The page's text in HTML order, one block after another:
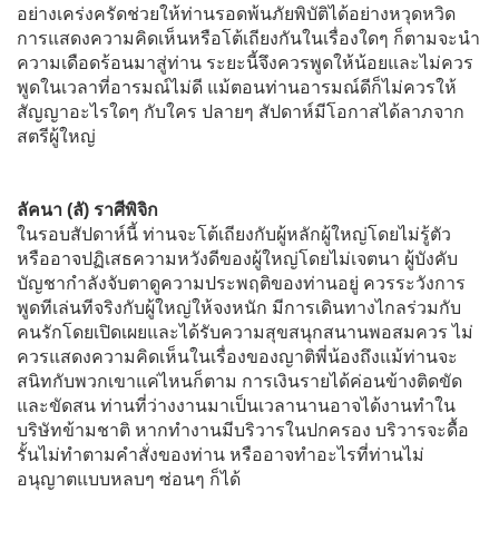
อย่างเคร่งครัดช่วยให้ท่านรอดพ้นภัยพิบัติได้อย่างหวุดหวิด
การแสดงความคิดเห็นหรือโต้เถียงกันในเรื่องใดๆ ก็ตามจะนำ
ความเดือดร้อนมาสู่ท่าน ระยะนี้จึงควรพูดให้น้อยและไม่ควร
พูดในเวลาที่อารมณ์ไม่ดี แม้ตอนท่านอารมณ์ดีก็ไม่ควรให้
สัญญาอะไรใดๆ กับใคร ปลายๆ สัปดาห์มีโอกาสได้ลาภจาก
สตรีผู้ใหญ่
ลัคนา (ลั) ราศีพิจิก
ในรอบสัปดาห์นี้ ท่านจะโต้เถียงกับผู้หลักผู้ใหญ่โดยไม่รู้ตัว
หรืออาจปฏิเสธความหวังดีของผู้ใหญ่โดยไม่เจตนา ผู้บังคับ
บัญชากำลังจับตาดูความประพฤติของท่านอยู่ ควรระวังการ
พูดทีเล่นทีจริงกับผู้ใหญ่ให้จงหนัก มีการเดินทางไกลร่วมกับ
คนรักโดยเปิดเผยและได้รับความสุขสนุกสนานพอสมควร ไม่
ควรแสดงความคิดเห็นในเรื่องของญาติพี่น้องถึงแม้ท่านจะ
สนิทกับพวกเขาแค่ไหนก็ตาม การเงินรายได้ค่อนข้างติดขัด
และขัดสน ท่านที่ว่างงานมาเป็นเวลานานอาจได้งานทำใน
บริษัทข้ามชาติ หากทำงานมีบริวารในปกครอง บริวารจะดื้อ
รั้นไม่ทำตามคำสั่งของท่าน หรืออาจทำอะไรที่ท่านไม่
อนุญาตแบบหลบๆ ซ่อนๆ ก็ได้